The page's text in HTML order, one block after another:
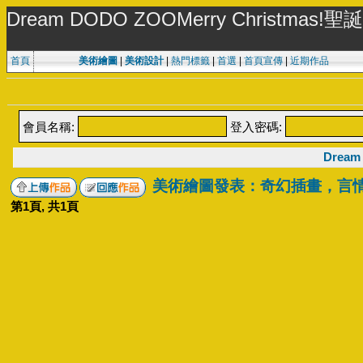
Dream DODO ZOOMerry Christmas!聖
首頁 美術繪圖 美術設計| 熱門標籤| 首選 首頁宣傳| 近期作品
會員名稱: 登入密碼:
美術繪圖發表：奇幻插畫，言
第1頁, 共1頁